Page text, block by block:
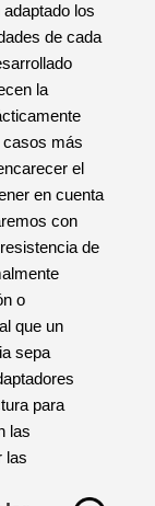
de tejado
los
de cada
la
casos más
el
en cuenta
con
de
o
que un
sepa
para
las